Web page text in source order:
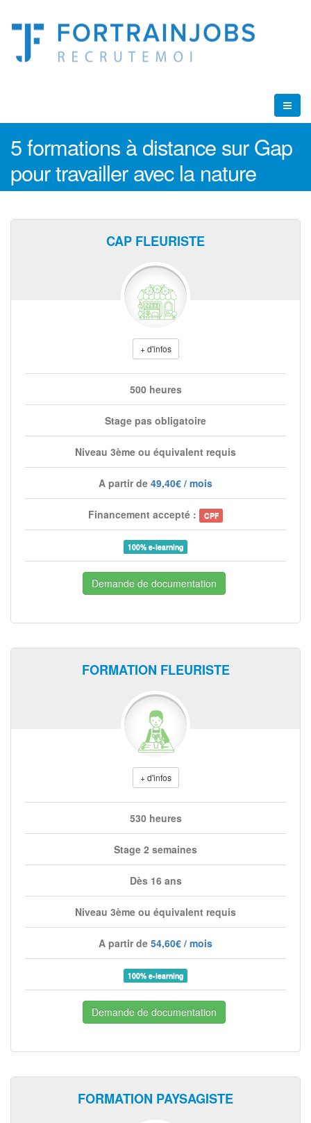
5 formations à distance sur Gap
pour travailler avec la nature
CAP FLEURISTE
+ d'infos
500 heures
Stage pas obligatoire
Niveau 3ème ou équivalent requis
A partir de 49,40€ / mois
Financement accepté : CPF
100% e-learning
Demande de documentation
FORMATION FLEURISTE
+ d'infos
530 heures
Stage 2 semaines
Dès 16 ans
Niveau 3ème ou équivalent requis
A partir de 54,60€ / mois
100% e-learning
Demande de documentation
FORMATION PAYSAGISTE